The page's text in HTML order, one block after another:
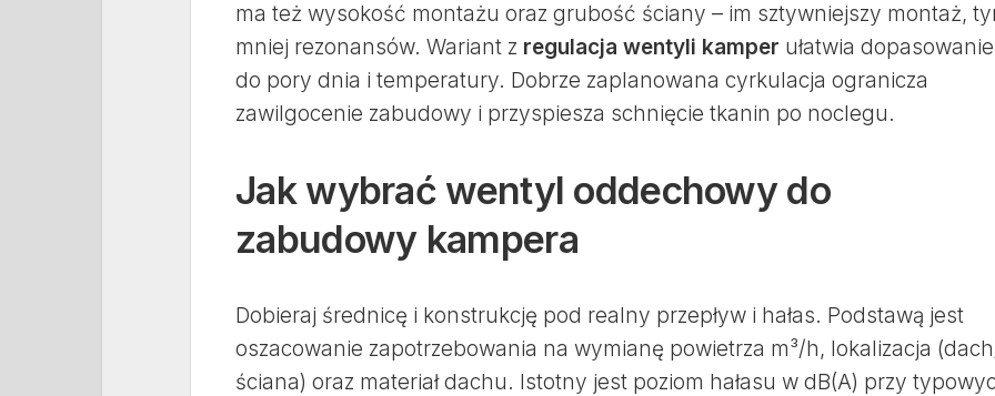
ma też wysokość montażu oraz grubość ściany – im sztywniejszy montaż,
mniej rezonansów. Wariant z regulacja wentyli kamper ułatwia dopasowanie
do pory dnia i temperatury. Dobrze zaplanowana cyrkulacja ogranicza
zawilgocenie zabudowy i przyspiesza schnięcie tkanin po noclegu.
Jak wybrać wentyl oddechowy do
zabudowy kampera
Dobieraj średnicę i konstrukcję pod realny przepływ i hałas. Podstawą jest
oszacowanie zapotrzebowania na wymianę powietrza m³/h, lokalizacja
ściana) oraz materiał dachu. Istotny jest poziom hałasu w dB(A) przy